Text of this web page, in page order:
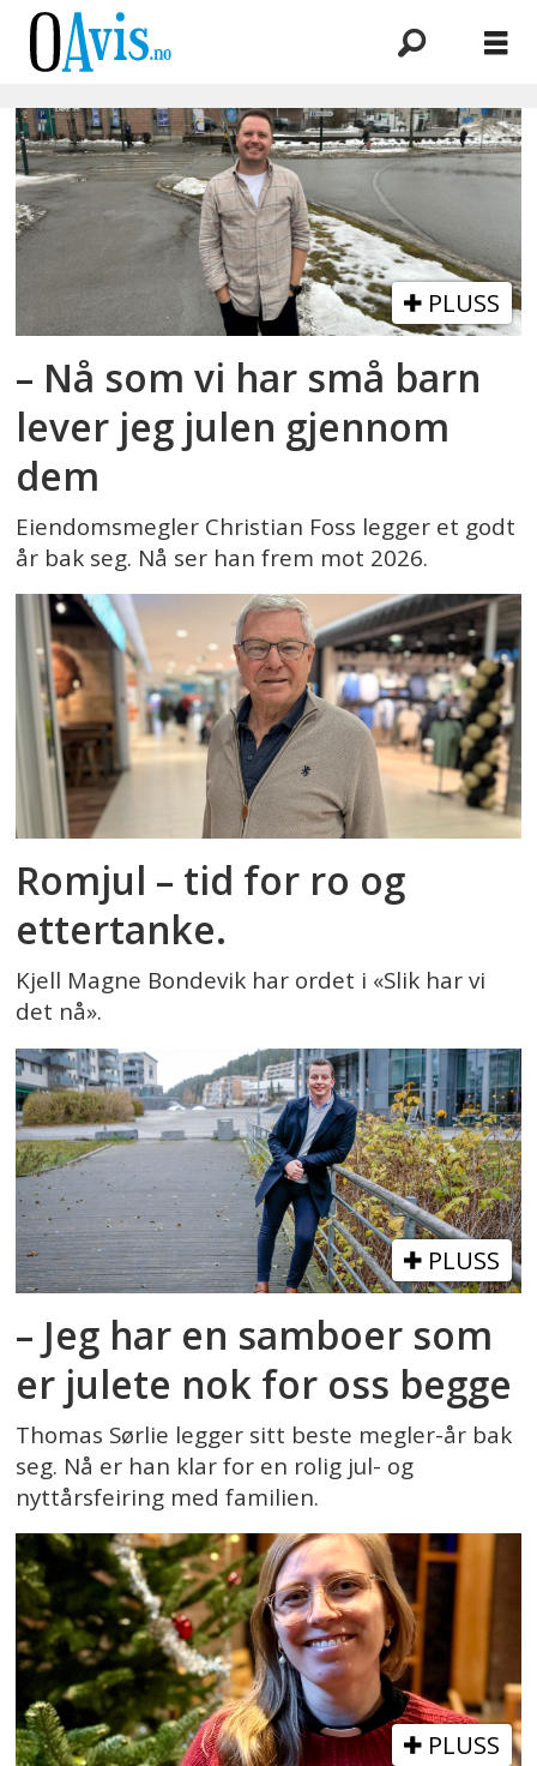
Emne:
nyttår
PLUSS
– Nå som vi har små barn
lever jeg julen gjennom
dem
Eiendomsmegler Christian Foss legger et godt
år bak seg. Nå ser han frem mot 2026.
Romjul – tid for ro og
ettertanke.
Kjell Magne Bondevik har ordet i «Slik har vi
det nå».
PLUSS
– Jeg har en samboer som
er julete nok for oss begge
Thomas Sørlie legger sitt beste megler-år bak
seg. Nå er han klar for en rolig jul- og
nyttårsfeiring med familien.
PLUSS